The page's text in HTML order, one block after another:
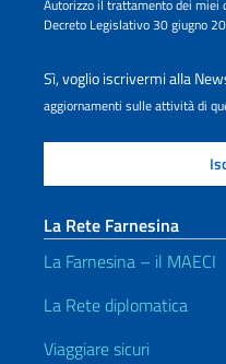
Autorizzo il trattamento dei miei
Decreto Legislativo 30 giugno
Sì, voglio iscrivermi alla
aggiornamenti sulle attività di
La Rete Farnesina
La Farnesina – il MAECI
La Rete diplomatica
Viaggiare sicuri